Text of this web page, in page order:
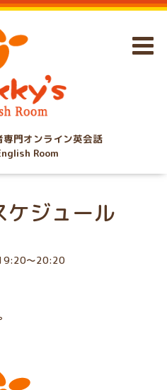
門オンライン英会話
Room
ケジュール
～20:20